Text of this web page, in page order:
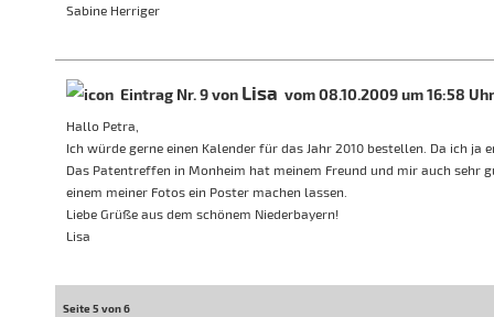
Sabine Herriger
Eintrag Nr. 9 von Lisa vom 08.10.2009 um 16:58 Uhr
Hallo Petra,
Ich würde gerne einen Kalender für das Jahr 2010 bestellen. Da ich
Das Patentreffen in Monheim hat meinem Freund und mir auch sehr
einem meiner Fotos ein Poster machen lassen.
Liebe Grüße aus dem schönem Niederbayern!
Lisa
Seite 5 von 6